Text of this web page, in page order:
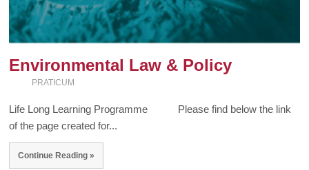
Environmental Law & Policy
PRATICUM
Life Long Learning Programme Please find below the link
of the page created for...
Continue Reading »